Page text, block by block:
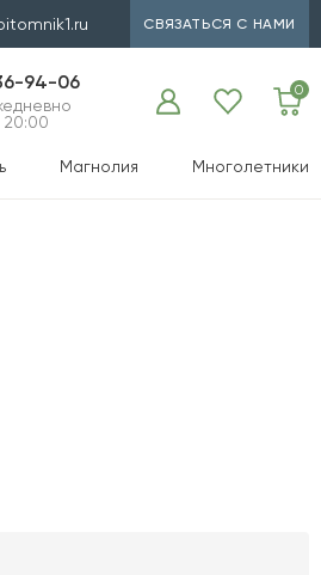
СВЯЗАТЬСЯ С НАМИ
94-06
20:00
0
Магнолия Многолетники